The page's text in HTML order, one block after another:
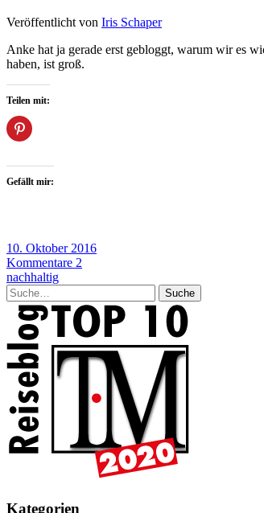
Veröffentlicht von Iris Schaper
Anke hat ja gerade erst gebloggt, warum wir es
haben, ist groß.
Teilen mit:
Gefällt mir:
10. Oktober 2016
Kommentare 2
nachhaltig
Suche
Kategorien